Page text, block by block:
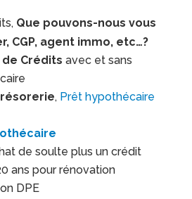
Que pouvons-nous vous
CGP, agent immo, etc…?
de Créditsavec et sans
, Prêt hypothécaire
de soulte plus un crédit
ans pour rénovation
DPE